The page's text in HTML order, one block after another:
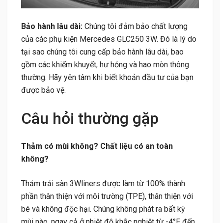
Bảo hành lâu dài: Chúng tôi đảm bảo chất lượng
của các phụ kiện Mercedes GLC250 3W. Đó là lý do
tại sao chúng tôi cung cấp bảo hành lâu dài, bao
gồm các khiếm khuyết, hư hỏng và hao mòn thông
thường. Hãy yên tâm khi biết khoản đầu tư của bạn
được bảo vệ.
Câu hỏi thường gặp
Thảm có mùi không? Chất liệu có an toàn
không?
Thảm trải sàn 3Wliners được làm từ 100% thành
phần thân thiện với môi trường (TPE), thân thiện với
bé và không độc hại. Chúng không phát ra bất kỳ